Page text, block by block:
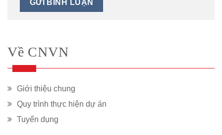
Về CNVN
Giới thiệu chung
Quy trình thực hiện dự án
Tuyển dụng